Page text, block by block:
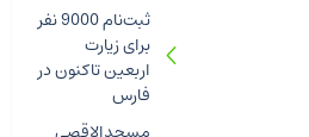
ثبت‌نام 9000 نفر
برای زیارت
اربعین تاکنون در
فارس